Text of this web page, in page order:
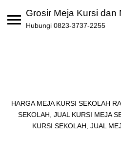
Grosir Meja Kursi dan
Hubungi 0823-3737-2255
HARGA MEJA KURSI SEKOLAH
SEKOLAH JUAL KURSI MEJA
KURSI SEKOLAH JUAL